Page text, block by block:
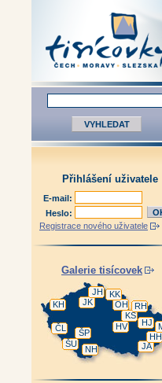
Přihlášení uživatele
E-mail:
Heslo:
Registrace nového uživatele
Galerie tisícovek
JA
HH
HJ
HV
NH
KS
RH
ŠP
ŠU
OH
JK
KK
ČL
JH
KH